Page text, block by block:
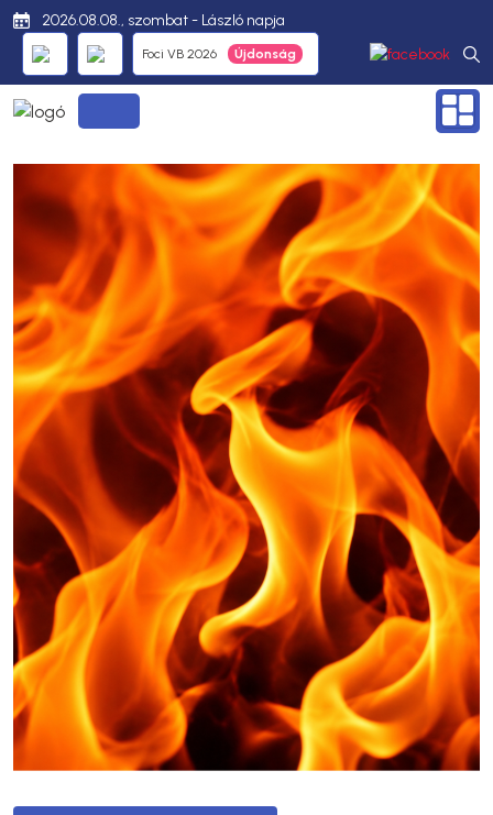
2026.08.08., szombat - László napja
Foci VB 2026